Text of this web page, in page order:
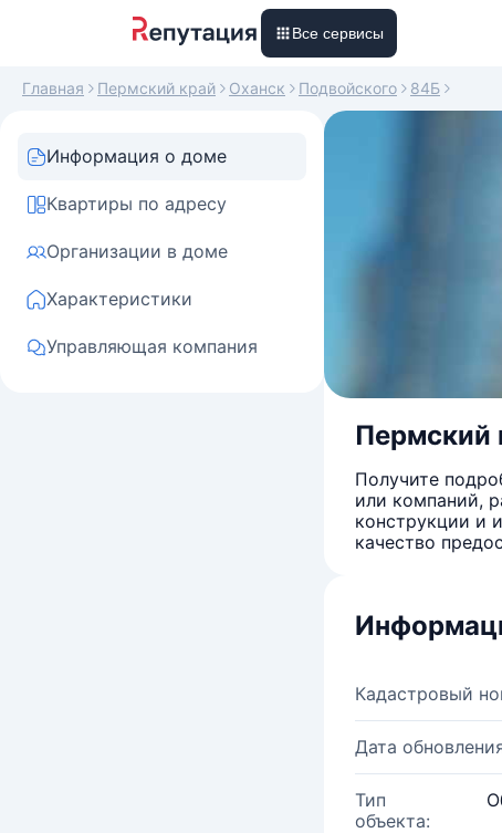
Все сервисы
Главная Пермский край Оханск Подвойского 84Б
Информация о доме
Квартиры по адресу
Организации в доме
Характеристики
Управляющая компания
Пермский
Получите
или компаний,
конструкции и
качество
Кадастровый
Дата
Тип
объекта: